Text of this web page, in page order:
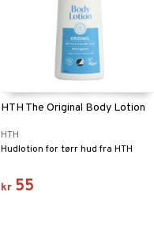
HTH The Original Body Lotion
HTH
Hudlotion for tørr hud fra HTH
kr 55